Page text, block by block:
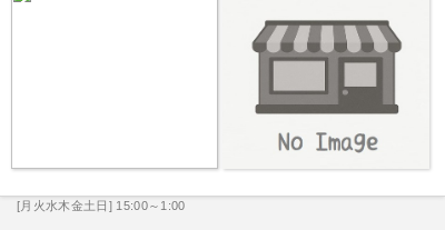
[月火水木金土日] 15:00～1:00